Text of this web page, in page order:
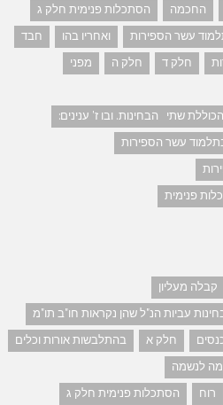
החכמה
הסתכלות פנימית חלק ג
עשר הספירות ואחריו בהו
חבד
חלק ד חלק ה
מפני
שתי הבחינות. ובו ז' ענינים:
עשר הספירות
פנימית
קבלה מעליון
עביות הנ"ל שהן נקראות חו"ב תו"מ
חלק א
בהתלבשות אורות וכלים
לנשמה
רוח הסתכלות פנימית חלק ג